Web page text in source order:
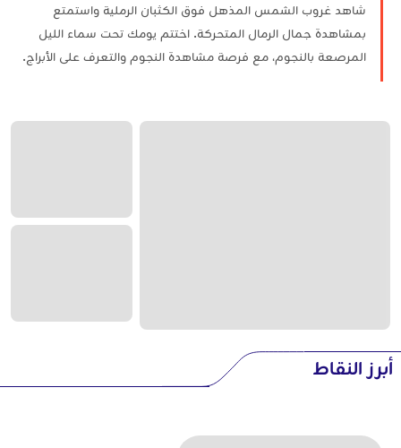
شاهد غروب الشمس المذهل فوق الكثبان الرملية واستمتع
بمشاهدة جمال الرمال المتحركة. اختتم يومك تحت سماء الليل
المرصعة بالنجوم، مع فرصة مشاهدة النجوم والتعرف على الأبراج.
أبرز النقاط